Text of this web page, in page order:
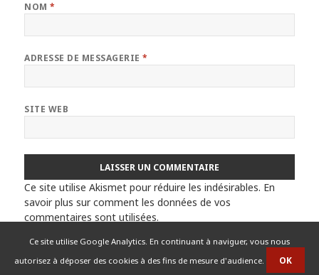
Ce site utilise Google Analytics. En continuant à naviguer, vous nous
autorisez à déposer des cookies à des fins de mesure d'audience.
NOM*
ADRESSE DE MESSAGERIE*
SITE WEB
Ce site utilise Akismet pour réduire les indésirables. En
savoir plus sur comment les données de vos
commentaires sont utilisées.